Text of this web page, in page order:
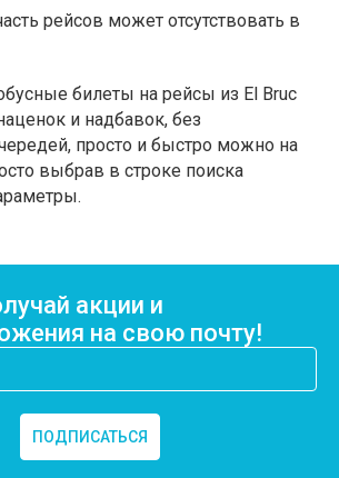
рейсов может отсутствовать в
билеты на рейсы из El Bruc
и надбавок, без
просто и быстро можно на
выбрав в строке поиска
акции и
на свою почту!
ПОДПИСАТЬСЯ